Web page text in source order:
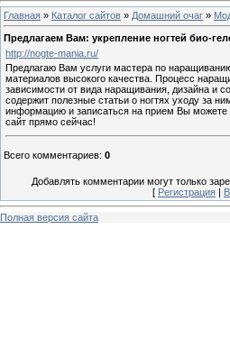
Главная » Каталог сайтов » Домашний очаг »
Предлагаем Вам: укрепление ногтей био-
http://nogte-mania.ru/
Предлагаю Вам услуги мастера по
материалов высокого качества. Процеcc
зависимости от вида наращивания, дизайна и
содержит полезные статьи о ногтях уходу за
информацию и записаться на прием Вы можете
сайт прямо сейчас!
Всего комментариев: 0
Добавлять комментарии могут только
[ Регистрация |
Полная версия сайта